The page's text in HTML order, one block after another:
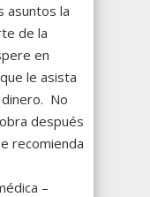
asuntos la
de la
en
le asista
No
después
recomienda
–